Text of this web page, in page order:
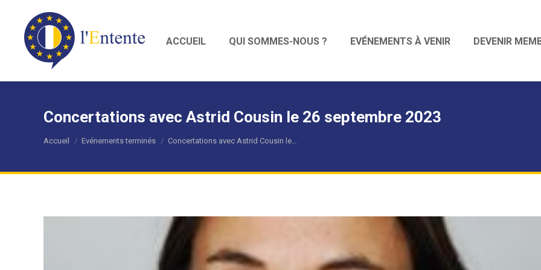
ACCUEIL QUI SOMMES-NOUS ? EVÉNEMENTS À VENIR DEVENIR
Concertations avec Astrid Cousin le 26 septembre 2023
Vous êtes ici :
Accueil Evénements terminés Concertations avec Astrid Cousin le…